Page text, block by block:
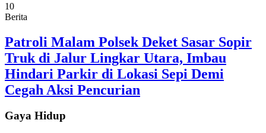
10
Berita
Patroli Malam Polsek Deket Sasar Sopir
Truk di Jalur Lingkar Utara, Imbau
Hindari Parkir di Lokasi Sepi Demi
Cegah Aksi Pencurian
Gaya Hidup